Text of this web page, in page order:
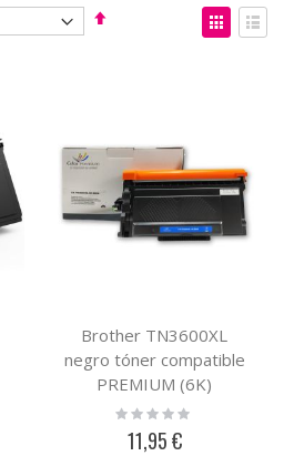
Fijar
Ver
como
Brother TN3600XL
negro tóner compatible
PREMIUM (6K)
Rating:
11,95 €